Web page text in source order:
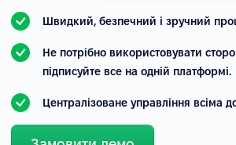
Швидкий, безпечний і зручний
Не потрібно використовувати
підписуйте все на одній платформі.
Централізоване управління всіма